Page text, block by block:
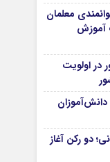
معلمان
آموزش
در اولویت
دو رکن آغاز